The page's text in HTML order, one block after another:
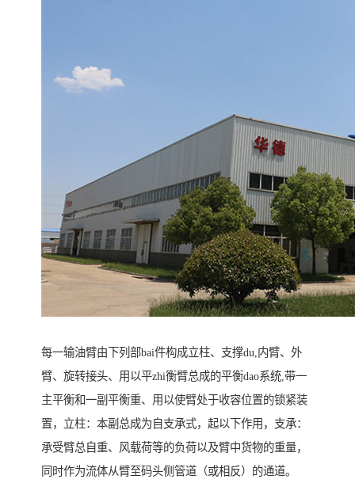
每一输油臂由下列部bai件构成立柱、支撑du,内臂、外
臂、旋转接头、用以平zhi衡臂总成的平衡dao系统,带一
主平衡和一副平衡重、用以使臂处于收容位置的锁紧装
置，立柱：本副总成为自支承式，起以下作用，支承：
承受臂总自重、风载荷等的负荷以及臂中货物的重量，
同时作为流体从臂至码头侧管道（或相反）的通道。